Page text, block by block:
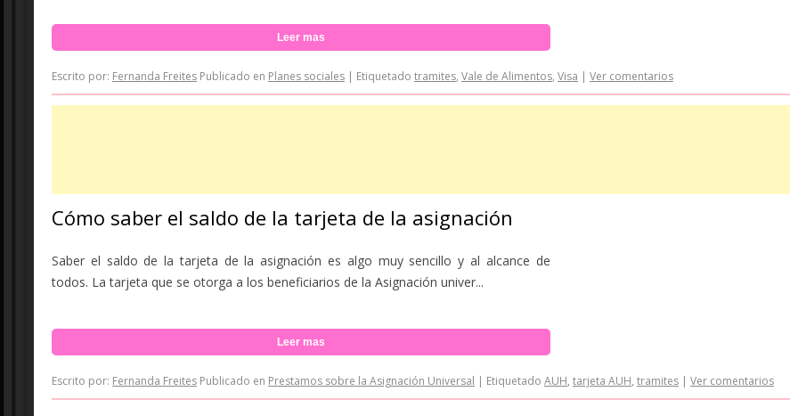
Leer mas
Escrito por: Fernanda Freites Publicado en Planes sociales | Etiquetado tramites, Vale de Alimentos, Visa | Ver comentarios
Cómo saber el saldo de la tarjeta de la asignación
Saber el saldo de la tarjeta de la asignación es algo muy sencillo y al alcance de
todos. La tarjeta que se otorga a los beneficiarios de la Asignación univer...
Leer mas
Escrito por: Fernanda Freites Publicado en Prestamos sobre la Asignación Universal | Etiquetado AUH, tarjeta AUH, tramites | Ver comentarios